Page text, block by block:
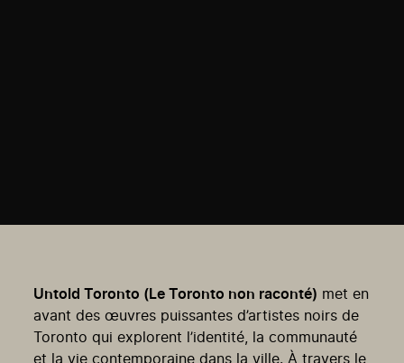
Untold Toronto (Le Toronto non raconté) met en
avant des œuvres puissantes d’artistes noirs de
Toronto qui explorent l’identité, la communauté
et la vie contemporaine dans la ville. À travers le